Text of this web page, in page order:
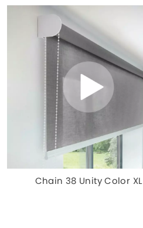
Chain 38 Unity Color XL